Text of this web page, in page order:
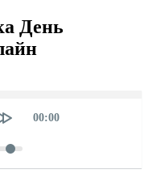
День
Текущее
00:00